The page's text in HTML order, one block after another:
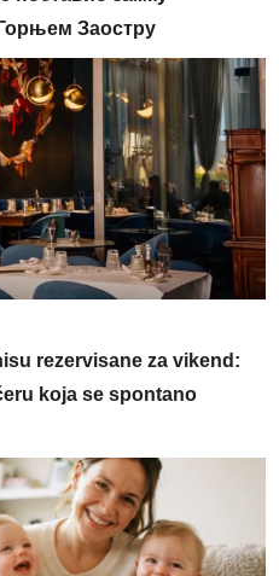
Заостру
rezervisane za vikend:
koja se spontano